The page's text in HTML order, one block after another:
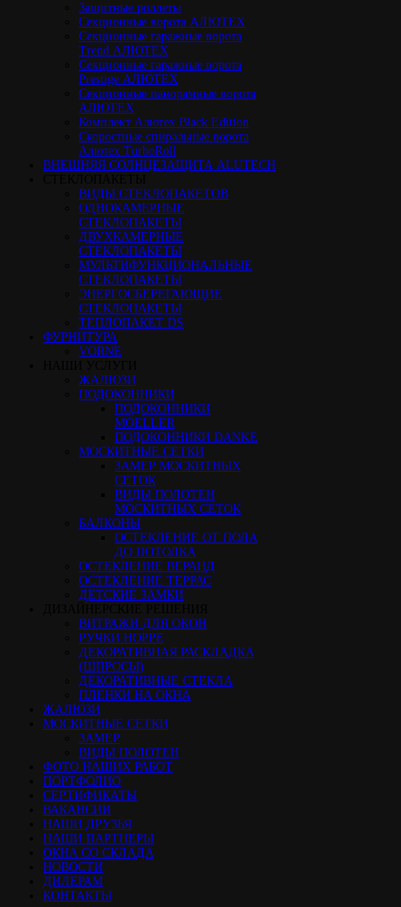
Защитные роллеты
Секционные ворота АЛЮТЕХ
Секционные гаражные ворота
Trend АЛЮТЕХ
Секционные гаражные ворота
Prestige АЛЮТЕХ
Секционные панорамные ворота
АЛЮТЕХ
Комплект Алютех Black Edition
Скоростные спиральные ворота
Алютех TurboRoll
ВНЕШНЯЯ СОЛНЦЕЗАЩИТА ALUTECH
ВИДЫ СТЕКЛОПАКЕТОВ
ОДНОКАМЕРНЫЕ
СТЕКЛОПАКЕТЫ
ДВУХКАМЕРНЫЕ
СТЕКЛОПАКЕТЫ
МУЛЬТИФУНКЦИОНАЛЬНЫЕ
СТЕКЛОПАКЕТЫ
ЭНЕРГОСБЕРЕГАЮЩИЕ
СТЕКЛОПАКЕТЫ
ТЕПЛОПАКЕТ DS
ФУРНИТУРА
VORNE
ЖАЛЮЗИ
ПОДОКОННИКИ
ПОДОКОННИКИ
MOELLER
ПОДОКОННИКИ DANKE
МОСКИТНЫЕ СЕТКИ
ЗАМЕР МОСКИТНЫХ
СЕТОК
ВИДЫ ПОЛОТЕН
МОСКИТНЫХ СЕТОК
БАЛКОНЫ
ОСТЕКЛЕНИЕ ОТ ПОЛА
ДО ПОТОЛКА
ОСТЕКЛЕНИЕ ВЕРАНД
ОСТЕКЛЕНИЕ ТЕРРАС
ДЕТСКИЕ ЗАМКИ
ВИТРАЖИ ДЛЯ ОКОН
РУЧКИ HOPPE
ДЕКОРАТИВНАЯ РАСКЛАДКА
(ШПРОСЫ)
ДЕКОРАТИВНЫЕ СТЕКЛА
ПЛЕНКИ НА ОКНА
ЖАЛЮЗИ
МОСКИТНЫЕ СЕТКИ
ЗАМЕР
ВИДЫ ПОЛОТЕН
ФОТО НАШИХ РАБОТ
ПОРТФОЛИО
СЕРТИФИКАТЫ
ВАКАНСИИ
НАШИ ДРУЗЬЯ
НАШИ ПАРТНЕРЫ
ОКНА СО СКЛАДА
НОВОСТИ
ДИЛЕРАМ
КОНТАКТЫ